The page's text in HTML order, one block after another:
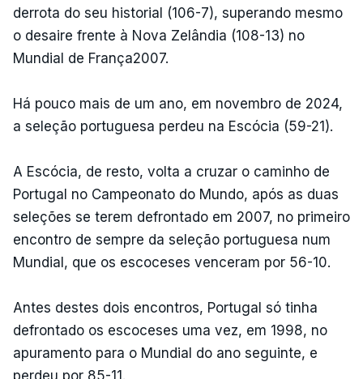
derrota do seu historial (106-7), superando mesmo
o desaire frente à Nova Zelândia (108-13) no
Mundial de França2007.
Há pouco mais de um ano, em novembro de 2024,
a seleção portuguesa perdeu na Escócia (59-21).
A Escócia, de resto, volta a cruzar o caminho de
Portugal no Campeonato do Mundo, após as duas
seleções se terem defrontado em 2007, no primeiro
encontro de sempre da seleção portuguesa num
Mundial, que os escoceses venceram por 56-10.
Antes destes dois encontros, Portugal só tinha
defrontado os escoceses uma vez, em 1998, no
apuramento para o Mundial do ano seguinte, e
perdeu por 85-11.